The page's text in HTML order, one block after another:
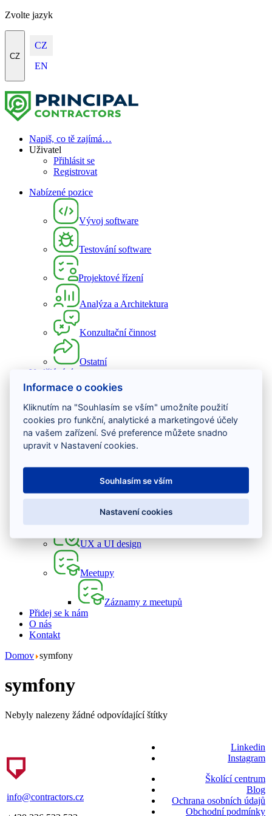
Zvolte jazyk
CZ
CZ
EN
Napiš, co tě zajímá…
Uživatel
Přihlásit se
Registrovat
Nabízené pozice
Vývoj software
Testování software
Projektové řízení
Analýza a Architektura
Konzultační činnost
Ostatní
Vzdělávání
Vývoj software
Testování software
DevOps
Osobní rozvoj
UX a UI design
Meetupy
Záznamy z meetupů
Přidej se k nám
O nás
Kontakt
Domov symfony
symfony
Nebyly nalezeny žádné odpovídající štítky
info@contractors.cz
Linkedin
Instagram
Školící centrum
Blog
Ochrana osobních údajů
Obchodní podmínky
Informace o cookies
Kliknutím na "Souhlasím se vším" umožníte použití
cookies pro funkční, analytické a marketingové účely
na vašem zařízení. Své preference můžete snadno
upravit v Nastavení cookies.
Souhlasím se vším
Nastavení cookies